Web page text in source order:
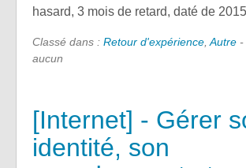
hasard, 3 mois de retard, daté de
Classé dans : Retour d'expérience Autre
aucun
[Internet] - Gérer
identité, son